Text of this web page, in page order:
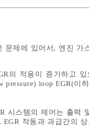
문제에 있어서, 엔진
의 적용이 증가하고
pressure) loop EGR(이
시스템의 제어는 출력
작동과 과급간의